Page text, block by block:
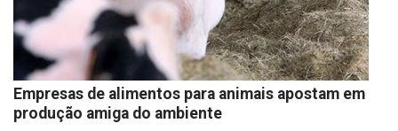
Empresas de alimentos para animais apostam em
produção amiga do ambiente